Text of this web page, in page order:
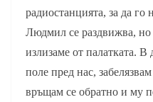
радиостанцията, за да
Людмил се раздвижва, но
излизаме от палатката.
поле пред нас,
връщам се обратно и му